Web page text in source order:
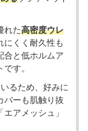
れた高密度ウレ
にくく耐久性も
合と低ホルムア
す。
るため、好みに
バーも肌触り抜
アメッシュ」